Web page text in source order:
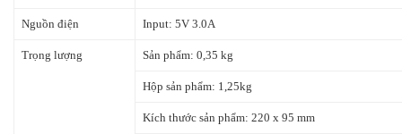
Nguồn điện Input: 5V 3.0A
Trọng lượng Sản phẩm: 0,35 kg
Hộp sản phẩm: 1,25kg
Kích thước sản phẩm: 220 x 95 mm